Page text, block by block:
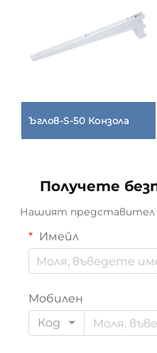
Ъглов-S-50 Конзола
Получете
Нашият представител
Имейл
Мобилен
Код